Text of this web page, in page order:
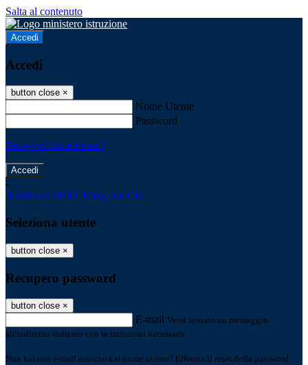
Salta al contenuto
Accedi
Accedi
button close ×
Nome Utente
Password
Password dimenticata?
-
Entra con SPID Entra con CIE
Seleziona utente
button close ×
Recupero password
button close ×
E-mail Verrà inviato un messaggio
all'indirizzo indicato con le istruzioni necessarie.
Non hai una e-mail associata al nome utente? Effettua il reset della password